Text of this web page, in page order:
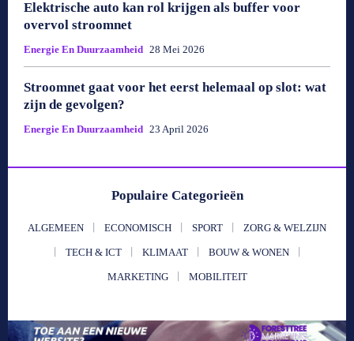
Elektrische auto kan rol krijgen als buffer voor
overvol stroomnet
Energie En Duurzaamheid 28 Mei 2026
Stroomnet gaat voor het eerst helemaal op slot: wat
zijn de gevolgen?
Energie En Duurzaamheid 23 April 2026
Populaire Categorieën
ALGEMEEN ECONOMISCH SPORT ZORG & WELZIJN
TECH & ICT KLIMAAT BOUW & WONEN
MARKETING MOBILITEIT